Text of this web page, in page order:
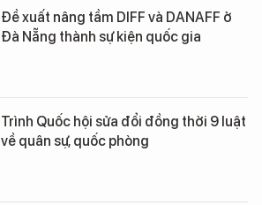
Đề xuất nâng tầm DIFF và DANAFF ở
Đà Nẵng thành sự kiện quốc gia
Trình Quốc hội sửa đổi đồng thời 9 luật
về quân sự, quốc phòng